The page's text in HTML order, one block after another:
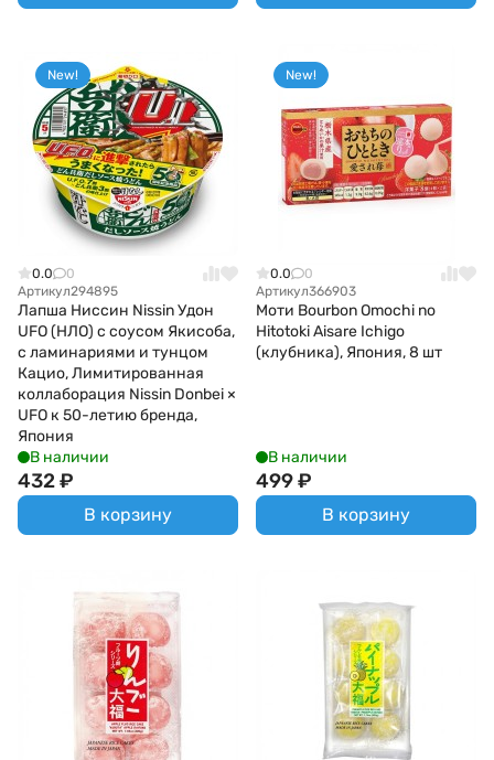
New!
0.0
0
Артикул294895
Лапша Ниссин Nissin Удон
UFO (НЛО) с соусом Якисоба,
с ламинариями и тунцом
Кацио, Лимитированная
коллаборация Nissin Donbei ×
UFO к 50-летию бренда,
Япония
В наличии
432₽
В корзину
New!
0.0
0
Артикул366903
Моти Bourbon Omochi no
Hitotoki Aisare Ichigo
(клубника), Япония, 8 шт
В наличии
499₽
В корзину